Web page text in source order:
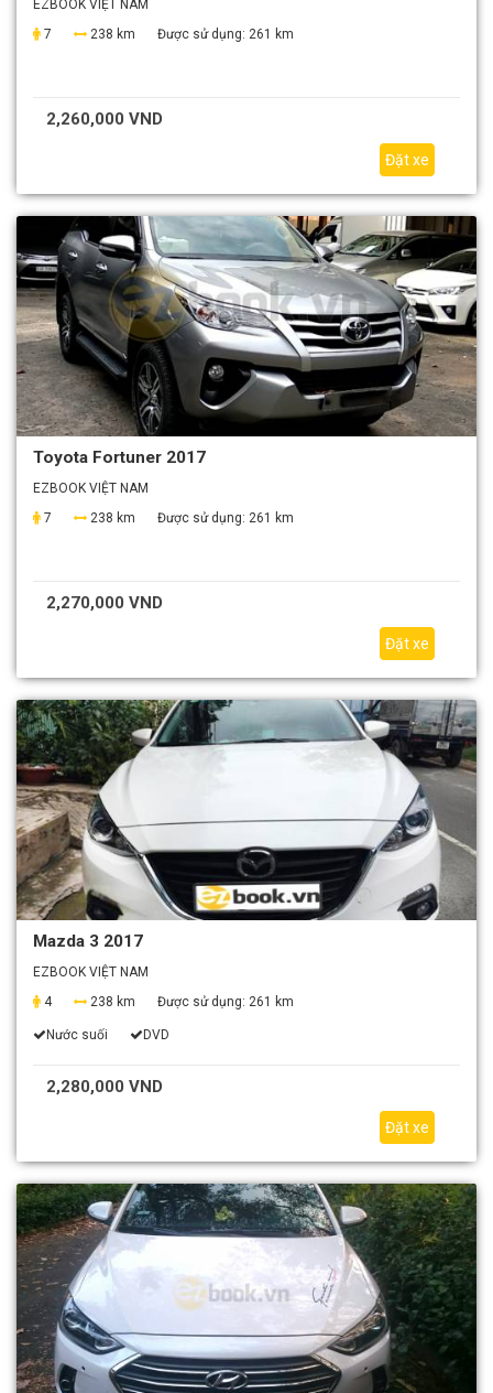
EZBOOK VIỆT NAM
7
238 km Được sử dụng: 261 km
2,260,000 VND
Đặt xe
Toyota Fortuner 2017
EZBOOK VIỆT NAM
7
238 km Được sử dụng: 261 km
2,270,000 VND
Đặt xe
Mazda 3 2017
EZBOOK VIỆT NAM
4
238 km Được sử dụng: 261 km
Nước suối DVD
2,280,000 VND
Đặt xe